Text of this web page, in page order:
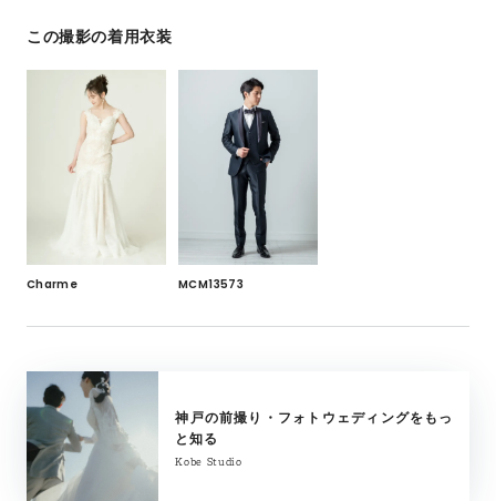
この撮影の着用衣装
Charme MCM13573
神戸の前撮り・フォトウェディングをもっ
と知る
Kobe Studio